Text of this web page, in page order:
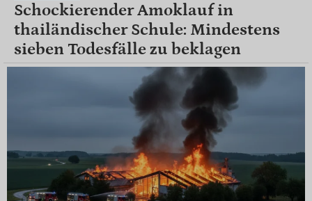
Schockierender Amoklauf in
thailändischer Schule: Mindestens
sieben Todesfälle zu beklagen